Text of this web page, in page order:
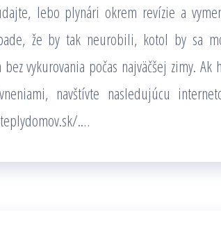
lebo plynári okrem revízie a
že by tak neurobili, kotol by sa
vykurovania počas najväčšej zimy. Ak
navštívte nasledujúcu
.…